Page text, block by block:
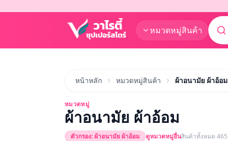
หมวดหมู่สินค้า
หน้าหลัก หมวดหมู่สินค้า ผ้าอนามัย ผ้าอ้อม
หมวดหมู่
ผ้าอนามัย ผ้าอ้อม
ตัวกรอง:ผ้าอนามัย ผ้าอ้อม ดูหมวดหมู่อื่นสินค้าทั้งหมด 465